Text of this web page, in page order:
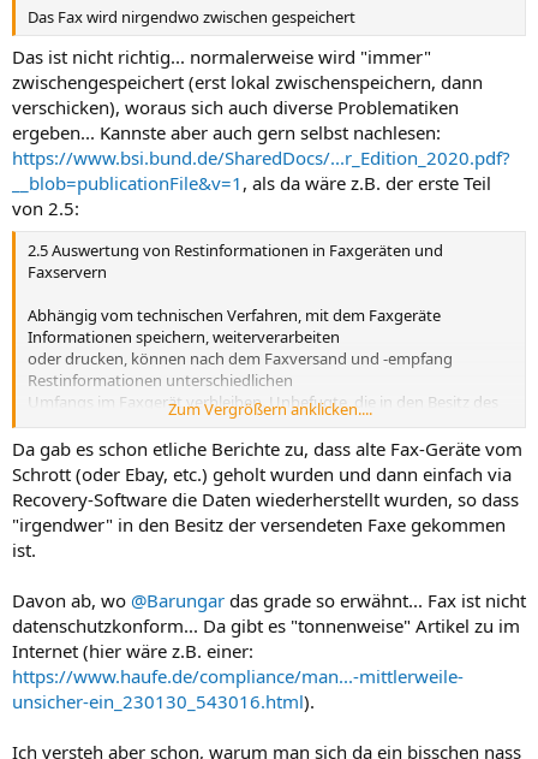
Das Fax wird nirgendwo zwischen gespeichert
Das ist nicht richtig... normalerweise wird "immer"
zwischengespeichert (erst lokal zwischenspeichern, dann
verschicken), woraus sich auch diverse Problematiken
ergeben... Kannste aber auch gern selbst nachlesen:
https://www.bsi.bund.de/SharedDocs/...r_Edition_2020.pdf?
__blob=publicationFile&v=1 , als da wäre z.B. der erste Teil
von 2.5:
2.5 Auswertung von Restinformationen in Faxgeräten und
Faxservern
Abhängig vom technischen Verfahren, mit dem Faxgeräte
Informationen speichern, weiterverarbeiten
oder drucken, können nach dem Faxversand und -empfang
Restinformationen unterschiedlichen
Umfangs im Faxgerät verbleiben. Unbefugte, die in den Besitz des
Gerätes oder der entsprechenden
Bauteile kommen, können diese Informationen unter Umständen
wiederherstellen.
Zum Vergrößern anklicken....
Da gab es schon etliche Berichte zu, dass alte Fax-Geräte vom
Schrott (oder Ebay, etc.) geholt wurden und dann einfach via
Recovery-Software die Daten wiederherstellt wurden, so dass
"irgendwer" in den Besitz der versendeten Faxe gekommen
ist.
Davon ab, wo @Barungar das grade so erwähnt... Fax ist nicht
datenschutzkonform... Da gibt es "tonnenweise" Artikel zu im
Internet (hier wäre z.B. einer:
https://www.haufe.de/compliance/man...-mittlerweile-
unsicher-ein_230130_543016.html).
Ich versteh aber schon, warum man sich da ein bisschen nass